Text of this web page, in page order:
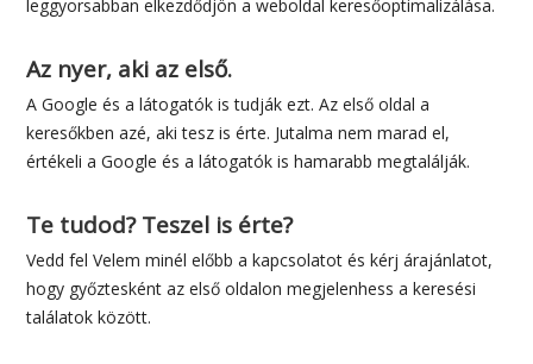
leggyorsabban elkezdődjön a weboldal keresőoptimalizálása.
Az nyer, aki az első.
A Google és a látogatók is tudják ezt. Az első oldal a
keresőkben azé, aki tesz is érte. Jutalma nem marad el,
értékeli a Google és a látogatók is hamarabb megtalálják.
Te tudod? Teszel is érte?
Vedd fel Velem minél előbb a kapcsolatot és kérj árajánlatot,
hogy győztesként az első oldalon megjelenhess a keresési
találatok között.